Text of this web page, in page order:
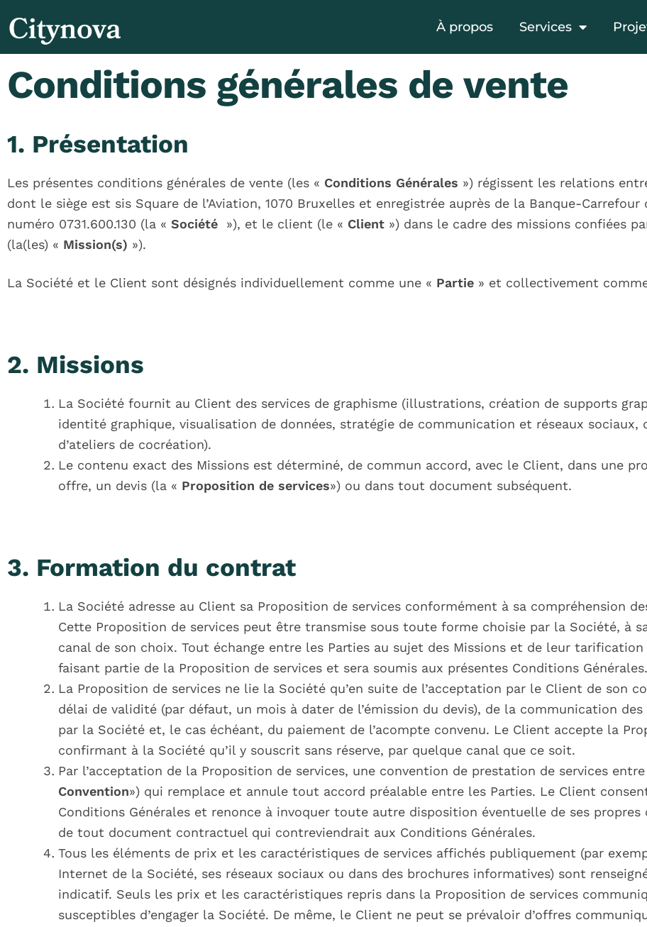
À propos Services
Conditions générales de vente
1. Présentation
Les présentes conditions générales de vente (les « Conditions Générales ») régissent les relations
dont le siège est sis Square de l’Aviation, 1070 Bruxelles et enregistrée auprès de la Banque-Carrefour
numéro 0731.600.130 (la « Société »), et le client (le « Client ») dans le cadre des missions confiées
(la(les) « Mission(s) »).
La Société et le Client sont désignés individuellement comme une « Partie » et collectivement
2. Missions
La Société fournit au Client des services de graphisme (illustrations, création de supports
identité graphique, visualisation de données, stratégie de communication et réseaux
d’ateliers de cocréation).
Le contenu exact des Missions est déterminé, de commun accord, avec le Client, dans une
offre, un devis (la « Proposition de services») ou dans tout document subséquent.
3. Formation du contrat
La Société adresse au Client sa Proposition de services conformément à sa compréhension
Cette Proposition de services peut être transmise sous toute forme choisie par la Société, à
canal de son choix. Tout échange entre les Parties au sujet des Missions et de leur
faisant partie de la Proposition de services et sera soumis aux présentes Conditions Générales.
La Proposition de services ne lie la Société qu’en suite de l’acceptation par le Client de son
délai de validité (par défaut, un mois à dater de l’émission du devis), de la communication
par la Société et, le cas échéant, du paiement de l’acompte convenu. Le Client accepte la
confirmant à la Société qu’il y souscrit sans réserve, par quelque canal que ce soit.
Par l’acceptation de la Proposition de services, une convention de prestation de services
Convention») qui remplace et annule tout accord préalable entre les Parties. Le Client
Conditions Générales et renonce à invoquer toute autre disposition éventuelle de ses propres
de tout document contractuel qui contreviendrait aux Conditions Générales.
Tous les éléments de prix et les caractéristiques de services affichés publiquement (par
Internet de la Société, ses réseaux sociaux ou dans des brochures informatives) sont
indicatif. Seuls les prix et les caractéristiques repris dans la Proposition de services
susceptibles d’engager la Société. De même, le Client ne peut se prévaloir d’offres